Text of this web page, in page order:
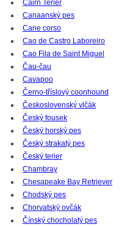
Cairn Terier
Canaanský pes
Cane corso
Cao de Castro Laboreiro
Cao Fila de Saint Miguel
Čau-čau
Cavapoo
Černo-tříslový coonhound
Československý vlčák
Český fousek
Český horský pes
Český strakatý pes
Český terier
Chambray
Chesapeake Bay Retriever
Chodský pes
Chorvatský ovčák
Čínský chocholatý pes